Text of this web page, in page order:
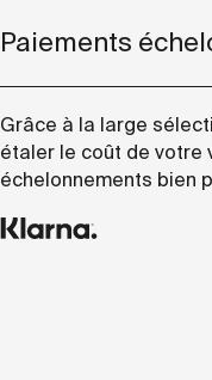
Paiements
Grâce à la large
étaler le coût de votre
échelonnements bien